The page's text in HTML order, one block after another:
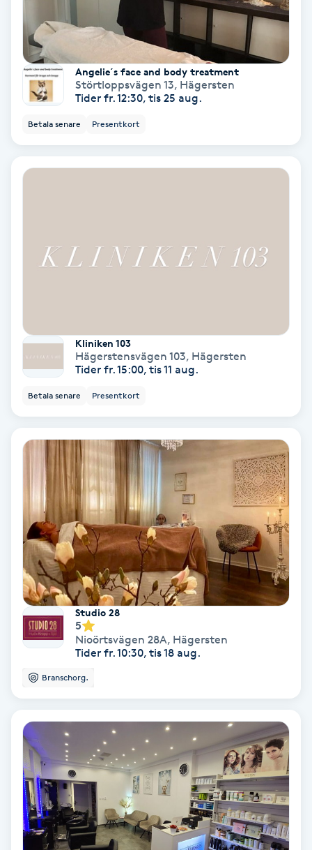
Nagelförlängning glasfiber
Nagelförlängning silke
Nagelförstärkning
Nagelklippning
Nagelvård
Naglar reparation
Naprapati
Navelpiercing
NBE-massage
Ny frisyr
Olaplex
Olaplexbehandling
Ombre
Optiker
Ortobionomi
Ortopedi
Angelie´s face and body treatment
Störtloppsvägen 13, Hägersten
Tider fr. 12:30, tis 25 aug.
Betala senare Presentkort
Kliniken 103
Hägerstensvägen 103, Hägersten
Tider fr. 15:00, tis 11 aug.
Betala senare Presentkort
Studio 28
5
Nioörtsvägen 28A, Hägersten
Tider fr. 10:30, tis 18 aug.
Branschorg.